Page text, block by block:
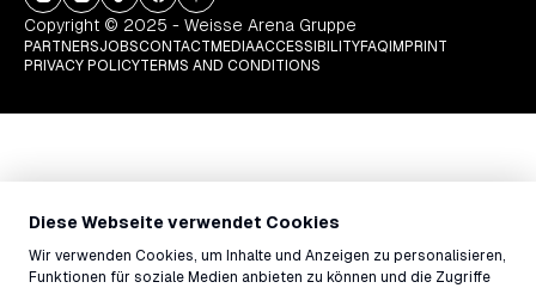
Diese Webseite verwendet Cookies
Wir verwenden Cookies, um Inhalte und Anzeigen zu personalisieren,
Funktionen für soziale Medien anbieten zu können und die Zugriffe
Copyright © 2025 - Weisse Arena Gruppe
PARTNERSJOBSCONTACT MEDIAACCESSIBILITYFAQ IMPRINT
PRIVACY POLICYTERMS AND CONDITIONS